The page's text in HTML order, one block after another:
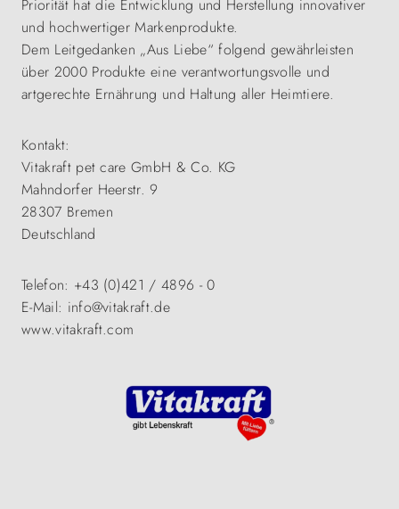
Priorität hat die Entwicklung und Herstellung innovativer
und hochwertiger Markenprodukte.
Dem Leitgedanken „Aus Liebe“ folgend gewährleisten
über 2000 Produkte eine verantwortungsvolle und
artgerechte Ernährung und Haltung aller Heimtiere.
Kontakt:
Vitakraft pet care GmbH & Co. KG
Mahndorfer Heerstr. 9
28307 Bremen
Deutschland
Telefon: +43 (0)421 / 4896 - 0
E-Mail: info@vitakraft.de
www.vitakraft.com